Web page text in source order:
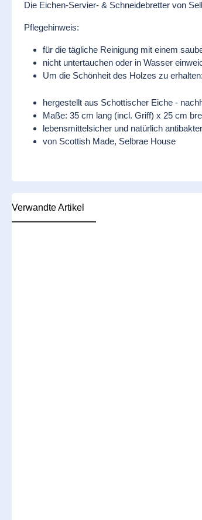
Die Eichen-Servier- & Schneidebretter von
Pflegehinweis:
für die tägliche Reinigung mit einem
nicht untertauchen oder in Wasser
Um die Schönheit des Holzes zu
hergestellt aus Schottischer Eiche -
Maße: 35 cm lang (incl. Griff) x 25 cm
lebensmittelsicher und natürlich
von Scottish Made, Selbrae House
Verwandte Artikel